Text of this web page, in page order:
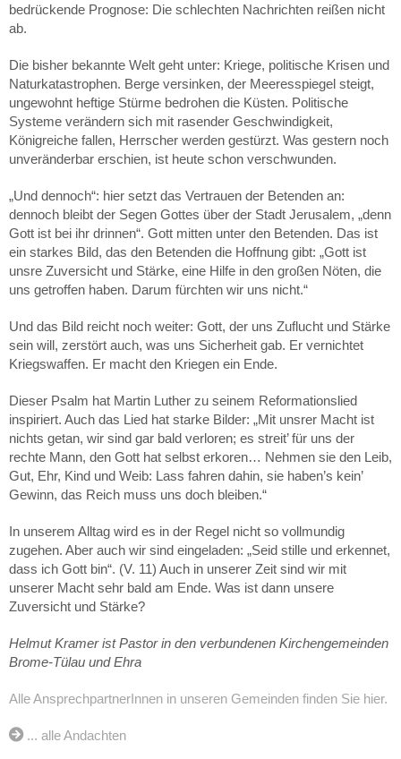
bedrückende Prognose: Die schlechten Nachrichten reißen nicht
ab.
Die bisher bekannte Welt geht unter: Kriege, politische Krisen und
Naturkatastrophen. Berge versinken, der Meeresspiegel steigt,
ungewohnt heftige Stürme bedrohen die Küsten. Politische
Systeme verändern sich mit rasender Geschwindigkeit,
Königreiche fallen, Herrscher werden gestürzt. Was gestern noch
unveränderbar erschien, ist heute schon verschwunden.
„Und dennoch“: hier setzt das Vertrauen der Betenden an:
dennoch bleibt der Segen Gottes über der Stadt Jerusalem, „denn
Gott ist bei ihr drinnen“. Gott mitten unter den Betenden. Das ist
ein starkes Bild, das den Betenden die Hoffnung gibt: „Gott ist
unsre Zuversicht und Stärke, eine Hilfe in den großen Nöten, die
uns getroffen haben. Darum fürchten wir uns nicht.“
Und das Bild reicht noch weiter: Gott, der uns Zuflucht und Stärke
sein will, zerstört auch, was uns Sicherheit gab. Er vernichtet
Kriegswaffen. Er macht den Kriegen ein Ende.
Dieser Psalm hat Martin Luther zu seinem Reformationslied
inspiriert. Auch das Lied hat starke Bilder: „Mit unsrer Macht ist
nichts getan, wir sind gar bald verloren; es streit’ für uns der
rechte Mann, den Gott hat selbst erkoren… Nehmen sie den Leib,
Gut, Ehr, Kind und Weib: Lass fahren dahin, sie haben’s kein’
Gewinn, das Reich muss uns doch bleiben.“
In unserem Alltag wird es in der Regel nicht so vollmundig
zugehen. Aber auch wir sind eingeladen: „Seid stille und erkennet,
dass ich Gott bin“. (V. 11) Auch in unserer Zeit sind wir mit
unserer Macht sehr bald am Ende. Was ist dann unsere
Zuversicht und Stärke?
Helmut Kramer ist Pastor in den verbundenen Kirchengemeinden
Brome-Tülau und Ehra
Alle AnsprechpartnerInnen in unseren Gemeinden finden Sie hier.
... alle Andachten